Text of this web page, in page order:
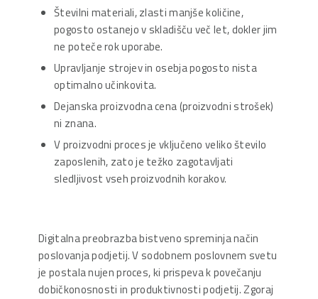
Številni materiali, zlasti manjše količine,
pogosto ostanejo v skladišču več let, dokler jim
ne poteče rok uporabe.
Upravljanje strojev in osebja pogosto nista
optimalno učinkovita.
Dejanska proizvodna cena (proizvodni strošek)
ni znana.
V proizvodni proces je vključeno veliko število
zaposlenih, zato je težko zagotavljati
sledljivost vseh proizvodnih korakov.
Digitalna preobrazba bistveno spreminja način
poslovanja podjetij. V sodobnem poslovnem svetu
je postala nujen proces, ki prispeva k povečanju
dobičkonosnosti in produktivnosti podjetij. Zgoraj